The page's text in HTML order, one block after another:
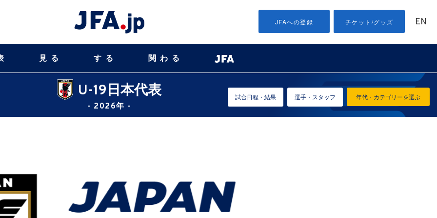
JFAへの登録 チケット/グッズ EN
見る する 関わる
U-19日本代表
- 2026年 -
年代・カテゴリーを選ぶ
試合日程・結果 選手・スタッフ